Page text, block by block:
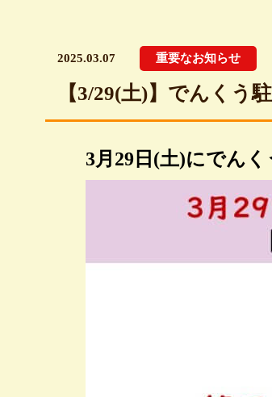
2025.03.07 重要なお知らせ
【3/29(土)】でんくう
3月29日(土)にでん